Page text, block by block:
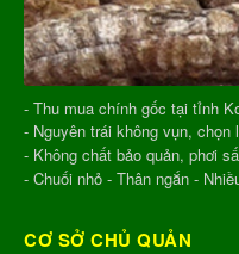
- Thu mua chính gốc tại tỉnh
- Nguyên trái không vụn,
- Không chất bảo quản, phơi
- Chuối nhỏ - Thân ngắn -
CƠ SỞ CHỦ QUẢN